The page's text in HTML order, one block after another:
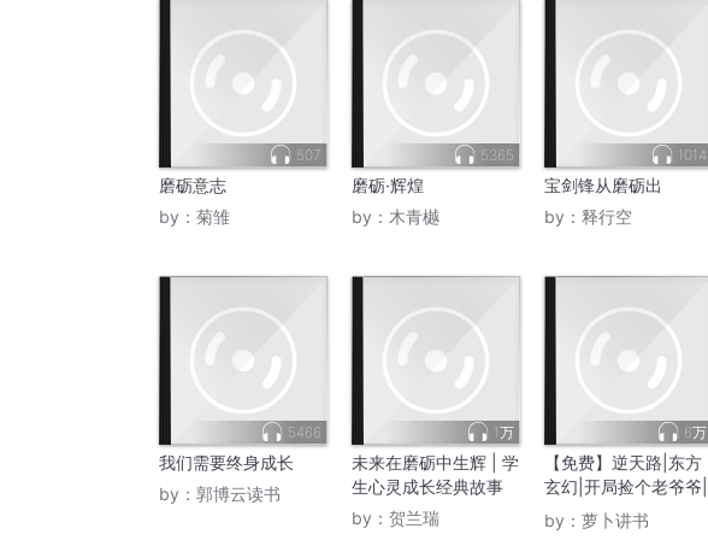
507
磨砺意志
by： 菊雏
5365
磨砺·辉煌
by： 木青樾
1014
宝剑锋从磨砺出
by： 释行空
5466
我们需要终身成长
by： 郭博云读书
1万
未来在磨砺中生辉 | 学
生心灵成长经典故事
by： 贺兰瑞
6万
【免费】逆天路|东方
玄幻|开局捡个老爷爷|
磨砺成长
by： 萝卜讲书